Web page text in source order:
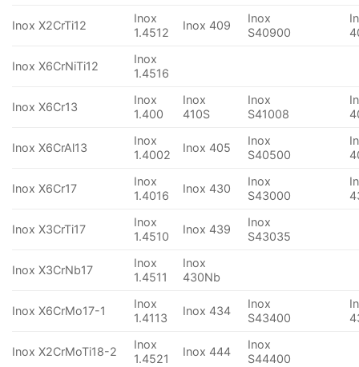
Inox X2CrTi12
Inox
1.4512
Inox 409
Inox
S40900
Inox X6CrNiTi12
Inox
1.4516
Inox X6Cr13
Inox
1.400
Inox
410S
Inox
S41008
Inox X6CrAl13
Inox
1.4002
Inox 405
Inox
S40500
Inox X6Cr17
Inox
1.4016
Inox 430
Inox
S43000
Inox X3CrTi17
Inox
1.4510
Inox 439
Inox
S43035
Inox X3CrNb17
Inox
1.4511
Inox
430Nb
Inox X6CrMo17-1
Inox
1.4113
Inox 434
Inox
S43400
Inox X2CrMoTi18-2
Inox
1.4521
Inox 444
Inox
S44400